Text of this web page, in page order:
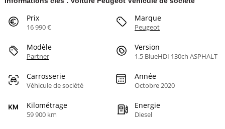
Prix
16 990 €
Marque
Peugeot
Modèle
Partner
Version
1.5 BlueHDI 130ch ASPHALT
Carrosserie
Véhicule de société
Année
Octobre 2020
Kilométrage
59 900 km
Energie
Diesel